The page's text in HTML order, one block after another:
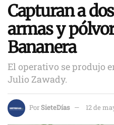
Capturan a
armas y
Bananera
El operativo se produjo
Julio Zawady.
PorSieteDías 12 de